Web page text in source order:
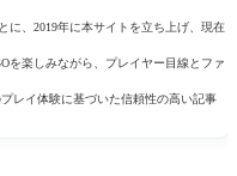
に、2019年に本サイトを立ち上げ、現在
を楽しみながら、プレイヤー目線とファ
レイ体験に基づいた信頼性の高い記事